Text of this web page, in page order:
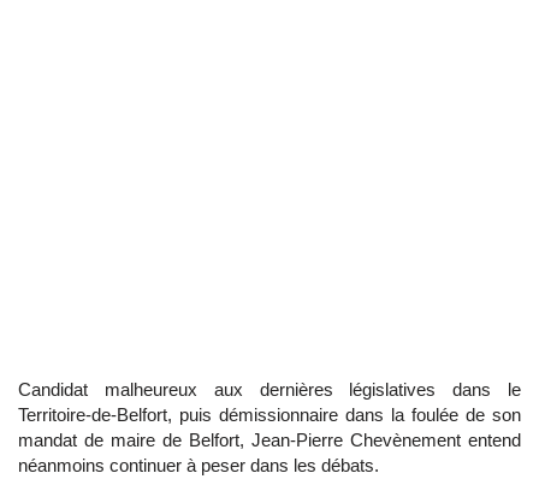
Candidat malheureux aux dernières législatives dans le
Territoire-de-Belfort, puis démissionnaire dans la foulée de son
mandat de maire de Belfort, Jean-Pierre Chevènement entend
néanmoins continuer à peser dans les débats.